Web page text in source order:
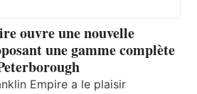
ouvre une nouvelle
une gamme complète
Empire a le plaisir